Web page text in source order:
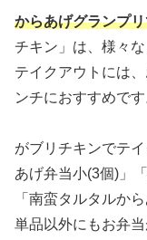
からあげグランプ
チキン」は、様々
テイクアウトには
ンチにおすすめです
がブリチキンでテ
あげ弁当小(3個)」
「南蛮タルタルか
単品以外にもお弁当